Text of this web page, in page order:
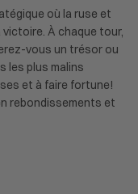
où la ruse et
À chaque tour,
vous un trésor ou
les plus malins
et à faire fortune!
rebondissements et